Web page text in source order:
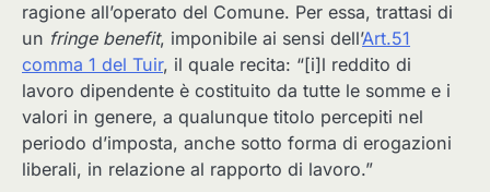
ragione all’operato del Comune. Per essa, trattasi di
un fringe benefit, imponibile ai sensi dell’Art.51
comma 1 del Tuir, il quale recita: “[i]l reddito di
lavoro dipendente è costituito da tutte le somme e i
valori in genere, a qualunque titolo percepiti nel
periodo d’imposta, anche sotto forma di erogazioni
liberali, in relazione al rapporto di lavoro.”